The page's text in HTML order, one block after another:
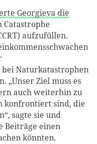
Georgieva die
Catastrophe
aufzufüllen.
Naturkatastrophen
„Unser Ziel muss es
auch weiterhin zu
konfrontiert sind, die
sagte sie und
Beiträge einen
könnten.